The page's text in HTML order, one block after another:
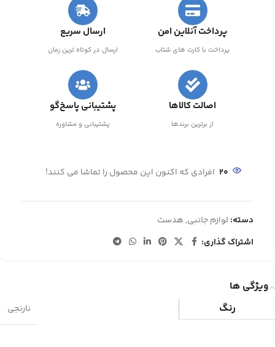
پرداخت آنلاین امن
پرداخت با کارت های شتاب
ارسال سریع
ارسال در کوتاه ترین زمان
اصالت کالاها
از برترین برندها
پشتیبانی پاسخ‌گو
پشتیبانی و مشاوره
20 افرادی که اکنون این محصول را تماشا می کنند!
دسته: لوازم جانبی, هدست
اشتراک گذاری:
ویژگی ها
رنگ
نارنجی